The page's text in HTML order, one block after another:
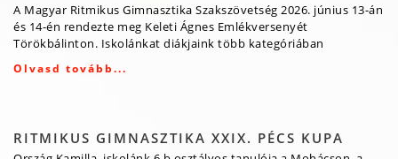
A Magyar Ritmikus Gimnasztika Szakszövetség 2026. június 13-án
és 14-én rendezte meg Keleti Ágnes Emlékversenyét
Törökbálinton. Iskolánkat diákjaink több kategóriában
Olvasd tovább...
RITMIKUS GIMNASZTIKA XXIX. PÉCS KUPA